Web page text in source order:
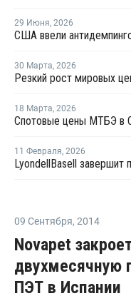
29 Июня, 2026
30 Марта, 2026
18 Марта, 2026
11 Февраля, 2026
09 Сентября, 2014
Novapet
двухмесячную
ПЭТ в Испании